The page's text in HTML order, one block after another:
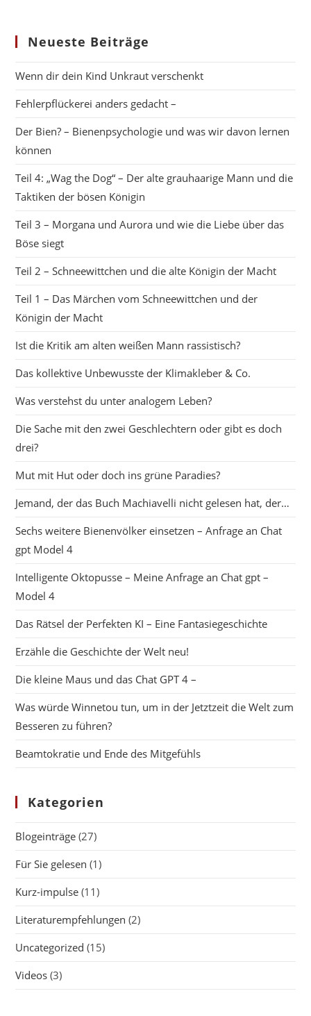
Nicht
Gelesen
Der…
Neueste Beiträge
Wenn dir dein Kind Unkraut verschenkt
Fehlerpflückerei anders gedacht –
Der Bien? – Bienenpsychologie und was wir davon lernen
können
Teil 4: „Wag the Dog“ – Der alte grauhaarige Mann und die
Taktiken der bösen Königin
Teil 3 – Morgana und Aurora und wie die Liebe über das
Böse siegt
Teil 2 – Schneewittchen und die alte Königin der Macht
Teil 1 – Das Märchen vom Schneewittchen und der
Königin der Macht
Ist die Kritik am alten weißen Mann rassistisch?
Das kollektive Unbewusste der Klimakleber & Co.
Was verstehst du unter analogem Leben?
Die Sache mit den zwei Geschlechtern oder gibt es doch
drei?
Mut mit Hut oder doch ins grüne Paradies?
Jemand, der das Buch Machiavelli nicht gelesen hat, der…
Sechs weitere Bienenvölker einsetzen – Anfrage an Chat
gpt Model 4
Intelligente Oktopusse – Meine Anfrage an Chat gpt –
Model 4
Das Rätsel der Perfekten KI – Eine Fantasiegeschichte
Erzähle die Geschichte der Welt neu!
Die kleine Maus und das Chat GPT 4 –
Was würde Winnetou tun, um in der Jetztzeit die Welt zum
Besseren zu führen?
Beamtokratie und Ende des Mitgefühls
Kategorien
Blogeinträge (27)
Für Sie gelesen (1)
Kurz-impulse (11)
Literaturempfehlungen (2)
Uncategorized (15)
Videos (3)